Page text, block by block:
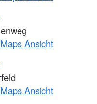
Ansicht
Ansicht